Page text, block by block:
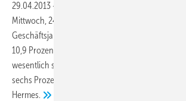
29.04.2013 -
Mittwoch, 24. April 2013, in Düsseldorf die Zahlen
Geschäftsjahr 2012 bekanntgegeben. Die
10,9 Prozent auf 1.187,1 Mio. Euro. Das Wachstum
wesentlich stärker ausgefallen als noch vor einem
sechs Prozent prognostiziert, sagte der
Hermes.